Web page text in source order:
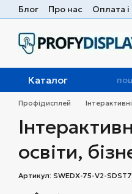
Перейти до основного
Блог Про нас Оплата
Каталог
Профідисплей
освіти,
Артикул: SWEDX-75-V2-